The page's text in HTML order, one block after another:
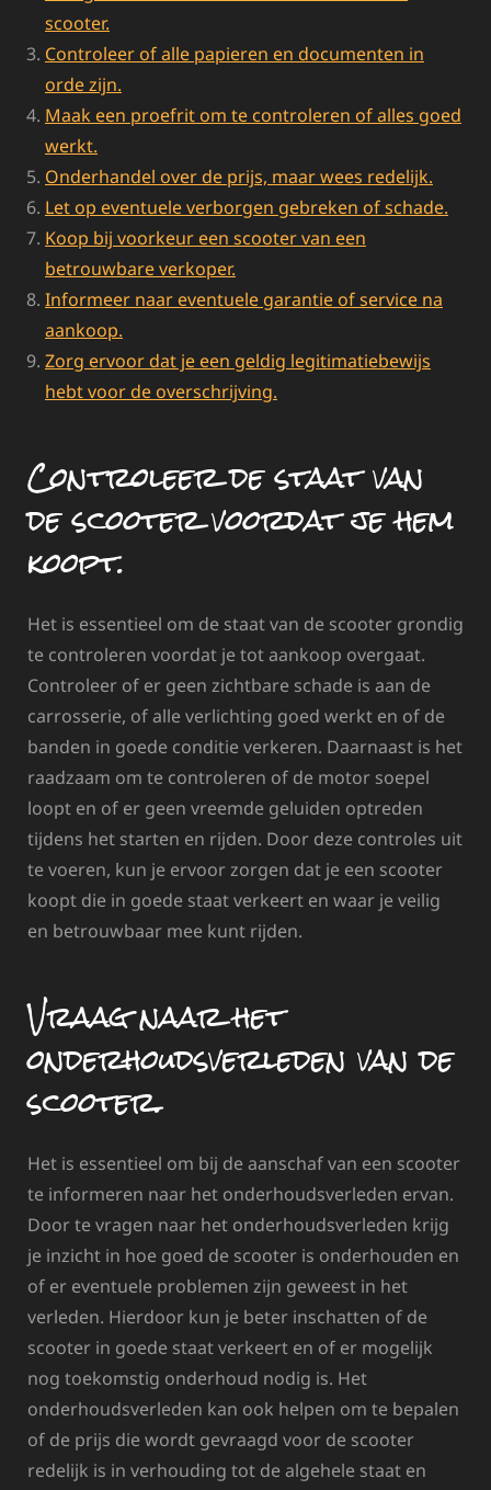
scooter.
Controleer of alle papieren en documenten in
orde zijn.
Maak een proefrit om te controleren of alles goed
werkt.
Onderhandel over de prijs, maar wees redelijk.
Let op eventuele verborgen gebreken of schade.
Koop bij voorkeur een scooter van een
betrouwbare verkoper.
Informeer naar eventuele garantie of service na
aankoop.
Zorg ervoor dat je een geldig legitimatiebewijs
hebt voor de overschrijving.
Controleer de staat van
de scooter voordat je hem
koopt.
Het is essentieel om de staat van de scooter grondig
te controleren voordat je tot aankoop overgaat.
Controleer of er geen zichtbare schade is aan de
carrosserie, of alle verlichting goed werkt en of de
banden in goede conditie verkeren. Daarnaast is het
raadzaam om te controleren of de motor soepel
loopt en of er geen vreemde geluiden optreden
tijdens het starten en rijden. Door deze controles uit
te voeren, kun je ervoor zorgen dat je een scooter
koopt die in goede staat verkeert en waar je veilig
en betrouwbaar mee kunt rijden.
Vraag naar het
onderhoudsverleden van de
scooter.
Het is essentieel om bij de aanschaf van een scooter
te informeren naar het onderhoudsverleden ervan.
Door te vragen naar het onderhoudsverleden krijg
je inzicht in hoe goed de scooter is onderhouden en
of er eventuele problemen zijn geweest in het
verleden. Hierdoor kun je beter inschatten of de
scooter in goede staat verkeert en of er mogelijk
nog toekomstig onderhoud nodig is. Het
onderhoudsverleden kan ook helpen om te bepalen
of de prijs die wordt gevraagd voor de scooter
redelijk is in verhouding tot de algehele staat en